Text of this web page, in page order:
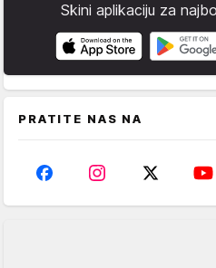
Skini aplikaciju za
PRATITE NAS NA